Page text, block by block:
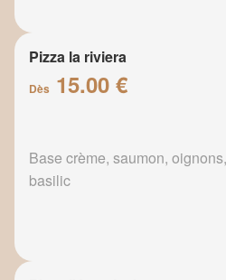
Pizza la riviera
Dès 15.00 €
Base crème, saumon,
basilic